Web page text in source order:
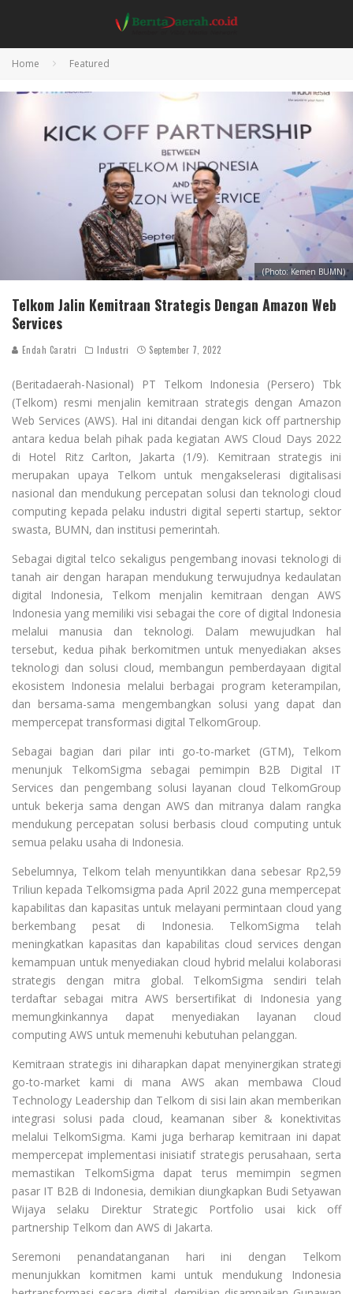
Home Featured
(Photo: Kemen BUMN)
Telkom Jalin Kemitraan Strategis Dengan Amazon Web
Services
Endah Caratri Industri September 7, 2022
(Beritadaerah-Nasional) PT Telkom Indonesia (Persero) Tbk
(Telkom) resmi menjalin kemitraan strategis dengan Amazon
Web Services (AWS). Hal ini ditandai dengan kick off partnership
antara kedua belah pihak pada kegiatan AWS Cloud Days 2022
di Hotel Ritz Carlton, Jakarta (1/9). Kemitraan strategis ini
merupakan upaya Telkom untuk mengakselerasi digitalisasi
nasional dan mendukung percepatan solusi dan teknologi cloud
computing kepada pelaku industri digital seperti startup, sektor
swasta, BUMN, dan institusi pemerintah.
Sebagai digital telco sekaligus pengembang inovasi teknologi di
tanah air dengan harapan mendukung terwujudnya kedaulatan
digital Indonesia, Telkom menjalin kemitraan dengan AWS
Indonesia yang memiliki visi sebagai the core of digital Indonesia
melalui manusia dan teknologi. Dalam mewujudkan hal
tersebut, kedua pihak berkomitmen untuk menyediakan akses
teknologi dan solusi cloud, membangun pemberdayaan digital
ekosistem Indonesia melalui berbagai program keterampilan,
dan bersama-sama mengembangkan solusi yang dapat dan
mempercepat transformasi digital TelkomGroup.
Sebagai bagian dari pilar inti go-to-market (GTM), Telkom
menunjuk TelkomSigma sebagai pemimpin B2B Digital IT
Services dan pengembang solusi layanan cloud TelkomGroup
untuk bekerja sama dengan AWS dan mitranya dalam rangka
mendukung percepatan solusi berbasis cloud computing untuk
semua pelaku usaha di Indonesia.
Sebelumnya, Telkom telah menyuntikkan dana sebesar Rp2,59
Triliun kepada Telkomsigma pada April 2022 guna mempercepat
kapabilitas dan kapasitas untuk melayani permintaan cloud yang
berkembang pesat di Indonesia. TelkomSigma telah
meningkatkan kapasitas dan kapabilitas cloud services dengan
kemampuan untuk menyediakan cloud hybrid melalui kolaborasi
strategis dengan mitra global. TelkomSigma sendiri telah
terdaftar sebagai mitra AWS bersertifikat di Indonesia yang
memungkinkannya dapat menyediakan layanan cloud
computing AWS untuk memenuhi kebutuhan pelanggan.
Kemitraan strategis ini diharapkan dapat menyinergikan strategi
go-to-market kami di mana AWS akan membawa Cloud
Technology Leadership dan Telkom di sisi lain akan memberikan
integrasi solusi pada cloud, keamanan siber & konektivitas
melalui TelkomSigma. Kami juga berharap kemitraan ini dapat
mempercepat implementasi inisiatif strategis perusahaan, serta
memastikan TelkomSigma dapat terus memimpin segmen
pasar IT B2B di Indonesia, demikian diungkapkan Budi Setyawan
Wijaya selaku Direktur Strategic Portfolio usai kick off
partnership Telkom dan AWS di Jakarta.
Seremoni penandatanganan hari ini dengan Telkom
menunjukkan komitmen kami untuk mendukung Indonesia